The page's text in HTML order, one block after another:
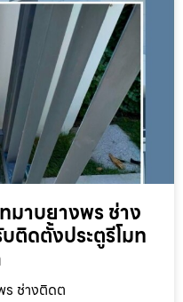
มาบยางพร ช่าง
ติดตั้งประตูรีโมท
ร ช่างติดต